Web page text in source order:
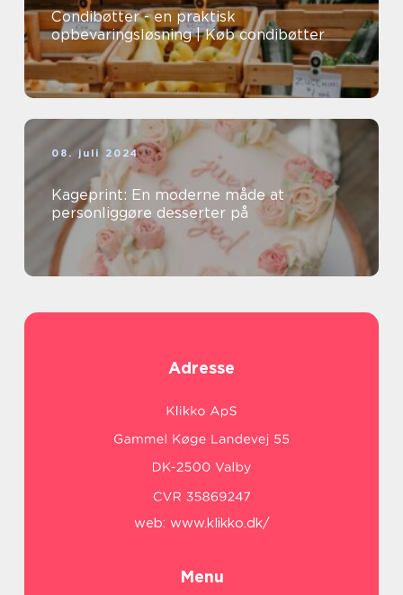
Condibøtter - en praktisk
opbevaringsløsning | Køb condibøtter
08. juli 2024
Kageprint: En moderne måde at
personliggøre desserter på
Adresse
web: www.klikko.dk/
Menu